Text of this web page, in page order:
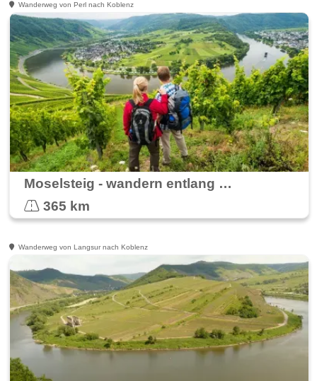
Wanderweg von Perl nach Koblenz
Moselsteig - wandern entlang der Mosel
365 km
Wanderweg von Langsur nach Koblenz